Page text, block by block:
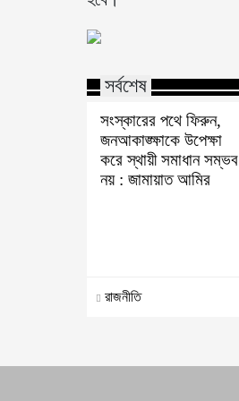
সর্বশেষ
সংস্কারের পথে ফিরুন,
জনআকাঙ্ক্ষাকে উপেক্ষা
করে স্থায়ী সমাধান সম্ভব
নয় : জামায়াত আমির
রাজনীতি